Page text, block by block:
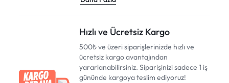
Hızlı ve Ücretsiz Kargo
500₺ ve üzeri siparişlerinizde hızlı ve
ücretsiz kargo avantajından
yararlanabilirsiniz. Siparişinizi sadece 1 iş
gününde kargoya teslim ediyoruz!